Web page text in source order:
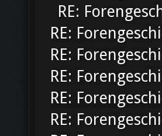
RE:
RE:
RE:
RE:
RE:
RE: